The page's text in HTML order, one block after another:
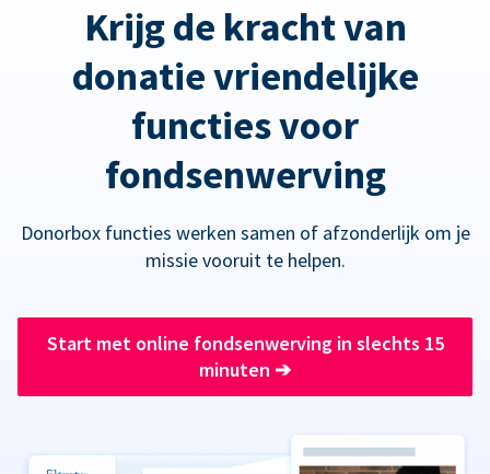
Krijg de kracht van
donatie vriendelijke
functies voor
fondsenwerving
Donorbox functies werken samen of afzonderlijk om je
missie vooruit te helpen.
Start met online fondsenwerving in slechts 15
minuten ➔